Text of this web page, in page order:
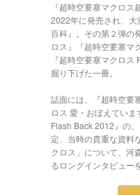
『超時空要塞マクロス
2022年に発売され、
百科』。その第２弾
ロス』『超時空要塞マ
『超時空要塞マクロ
掘り下げた一冊。
誌面には、『超時空要
ロス 愛・おぼえてい
Flash Back 2012』の
定、当時の貴重な資料
クロス」について、河
るロングインタビュー